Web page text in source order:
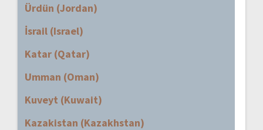
Ürdün (Jordan)
İsrail (Israel)
Katar (Qatar)
Umman (Oman)
Kuveyt (Kuwait)
Kazakistan (Kazakhstan)